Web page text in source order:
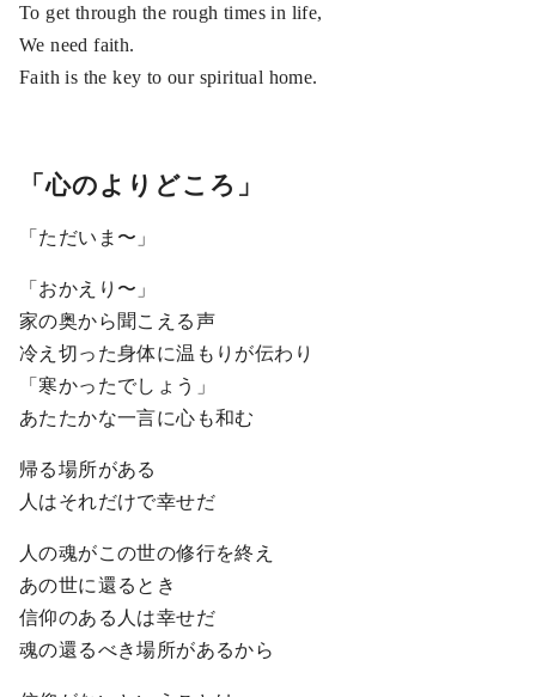
To get through the rough times in life,
We need faith.
Faith is the key to our spiritual home.
「心のよりどころ」
「ただいま〜」
「おかえり〜」
家の奥から聞こえる声
冷え切った身体に温もりが伝わり
「寒かったでしょう」
あたたかな一言に心も和む
帰る場所がある
人はそれだけで幸せだ
人の魂がこの世の修行を終え
あの世に還るとき
信仰のある人は幸せだ
魂の還るべき場所があるから